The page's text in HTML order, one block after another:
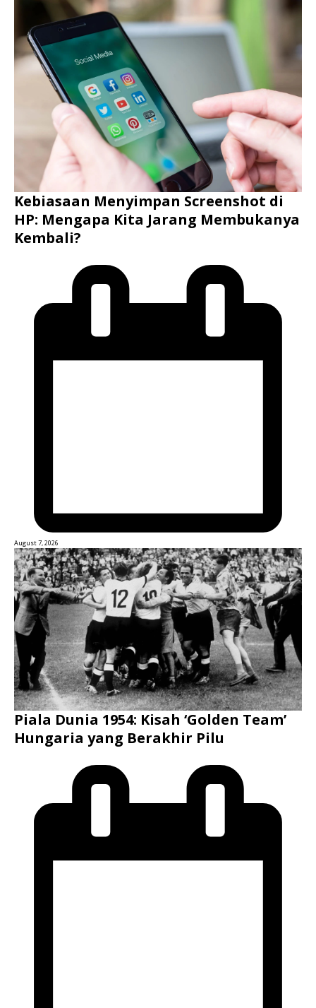
Kebiasaan Menyimpan Screenshot di
HP: Mengapa Kita Jarang Membukanya
Kembali?
August 7, 2026
Piala Dunia 1954: Kisah ‘Golden Team’
Hungaria yang Berakhir Pilu